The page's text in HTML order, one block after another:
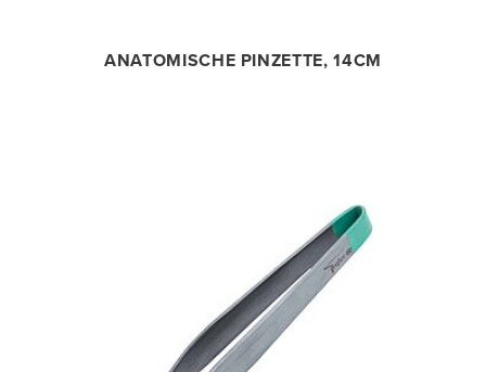
ANATOMISCHE PINZETTE, 14CM